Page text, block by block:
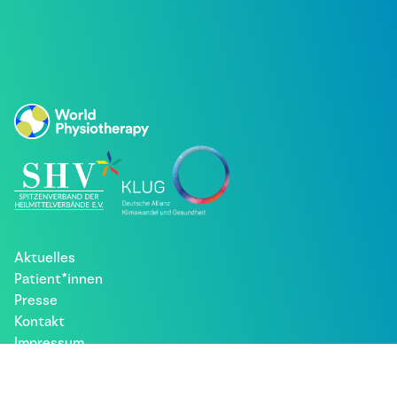
Aktuelles
Patient*innen
Presse
Kontakt
Impressum